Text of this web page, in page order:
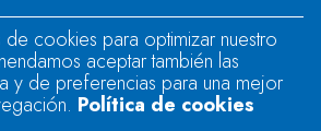
error al cargar el campo
de cookies para optimizar nuestro
aceptar también las
y de preferencias para una mejor
Política de cookies